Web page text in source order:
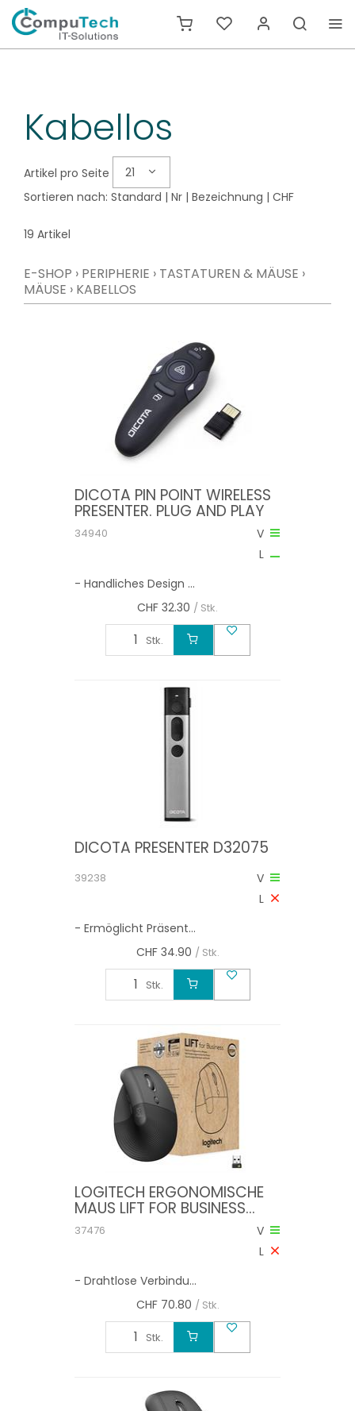
Kabellos
Artikel pro Seite
21
Sortieren nach: Standard | Nr | Bezeichnung | CHF
19 Artikel
E-SHOP › PERIPHERIE › TASTATUREN & MÄUSE ›
MÄUSE › KABELLOS
DICOTA PIN POINT WIRELESS
PRESENTER. PLUG AND PLAY
V
L
34940
- Handliches Design ...
CHF 32.30 / Stk.
Stk.
DICOTA PRESENTER D32075
V
L
39238
- Ermöglicht Präsent...
CHF 34.90 / Stk.
Stk.
LOGITECH ERGONOMISCHE
MAUS LIFT FOR BUSINESS
GRAPHITE
V
L
37476
- Drahtlose Verbindu...
CHF 70.80 / Stk.
Stk.